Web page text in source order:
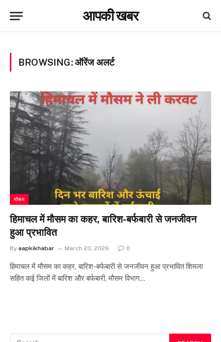
आपकी खबर
BROWSING:ऑरेंज अलर्ट
मौसम
हिमाचल में मौसम का कहर, बारिश-बर्फबारी से जनजीवन
हुआ प्रभावित
By aapkikhabar March 20, 2026 0
हिमाचल में मौसम का कहर, बारिश-बर्फबारी से जनजीवन हुआ प्रभावित शिमला
सहित कई जिलों में बारिश और बर्फबारी, मौसम विभाग…